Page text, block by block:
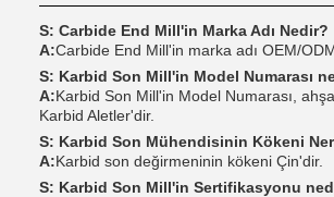
S: Carbide End Mill'in Marka Adı Nedir?
A:Carbide End Mill'in marka adı OEM/
S: Karbid Son Mill'in Model Numarası
A:Karbid Son Mill'in Model Numarası,
Karbid Aletler'dir.
S: Karbid Son Mühendisinin Kökeni
A:Karbid son değirmeninin kökeni Çin'dir.
S: Karbid Son Mill'in Sertifikasyonu